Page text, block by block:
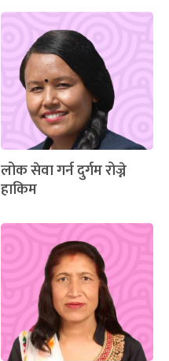
लोक सेवा गर्न दुर्गम रोज्ने
हाकिम